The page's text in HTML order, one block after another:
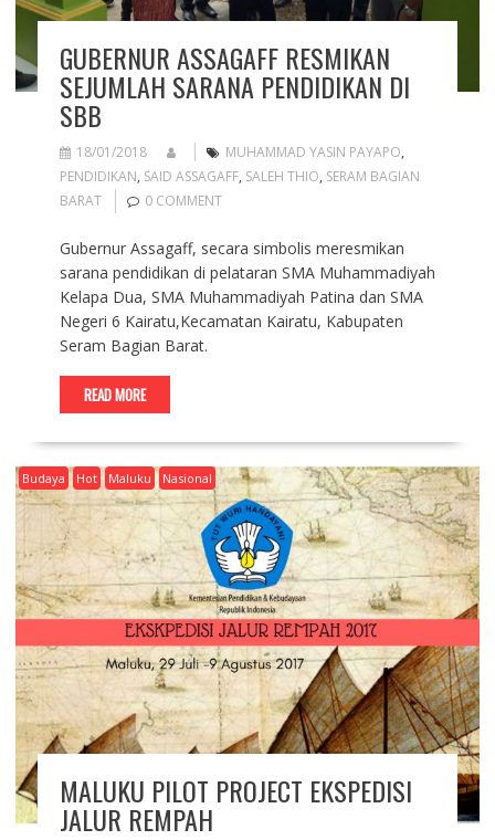
GUBERNUR ASSAGAFF RESMIKAN
SEJUMLAH SARANA PENDIDIKAN DI
SBB
18/01/2018 MUHAMMAD YASIN PAYAPO,
PENDIDIKAN, SAID ASSAGAFF, SALEH THIO, SERAM BAGIAN
BARAT
0 COMMENT
Gubernur Assagaff, secara simbolis meresmikan
sarana pendidikan di pelataran SMA Muhammadiyah
Kelapa Dua, SMA Muhammadiyah Patina dan SMA
Negeri 6 Kairatu,Kecamatan Kairatu, Kabupaten
Seram Bagian Barat.
READ MORE
Budaya Hot Maluku Nasional
MALUKU PILOT PROJECT EKSPEDISI
JALUR REMPAH